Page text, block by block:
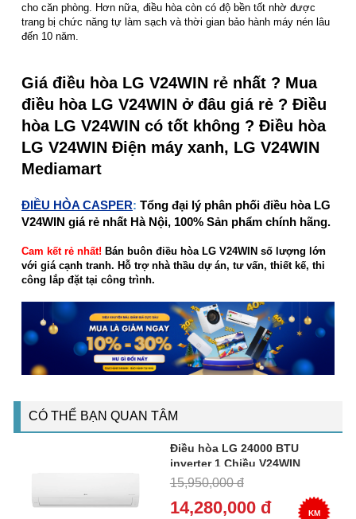
cho căn phòng. Hơn nữa, điều hòa còn có độ bền tốt nhờ được
trang bị chức năng tự làm sạch và thời gian bảo hành máy nén lâu
đến 10 năm.
Giá điều hòa LG V24WIN rẻ nhất ? Mua
điều hòa LG V24WIN ở đâu giá rẻ ? Điều
hòa LG V24WIN có tốt không ? Điều hòa
LG V24WIN Điện máy xanh, LG V24WIN
Mediamart
ĐIỀU HÒA CASPER: Tổng đại lý phân phối điều hòa LG
V24WIN giá rẻ nhất Hà Nội, 100% Sản phẩm chính hãng.
Cam kết rẻ nhất! Bán buôn điều hòa LG V24WIN số lượng lớn
với giá cạnh tranh. Hỗ trợ nhà thầu dự án, tư vấn, thiết kế, thi
công lắp đặt tại công trình.
CÓ THỂ BẠN QUAN TÂM
Điều hòa LG 24000 BTU
inverter 1 Chiều V24WIN
15,950,000 đ
14,280,000 đ KM